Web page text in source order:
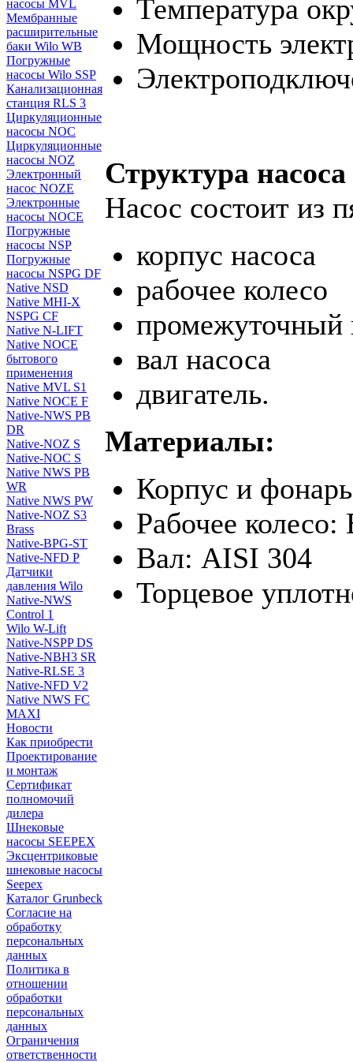
насосы MVL
Мембранные
расширительные
баки Wilo WB
Погружные
насосы Wilo SSP
Канализационная
станция RLS 3
Циркуляционные
насосы NOC
Циркуляционные
насосы NOZ
Электронный
насос NOZE
Электронные
насосы NOCE
Погружные
насосы NSP
Погружные
насосы NSPG DF
Native NSD
Native MHI-X
NSPG CF
Native N-LIFT
Native NOCE
бытового
применения
Native MVL S1
Native NOCE F
Native-NWS PB
DR
Native-NOZ S
Native-NOC S
Native NWS PB
WR
Native NWS PW
Native-NOZ S3
Brass
Native-BPG-ST
Native-NFD P
Датчики
давления Wilo
Native-NWS
Control 1
Wilo W-Lift
Native-NSPP DS
Native-NBH3 SR
Native-RLSE 3
Native-NFD V2
Native NWS FC
MAXI
Новости
Как приобрести
Проектирование
и монтаж
Сертификат
полномочий
дилера
Шнековые
насосы SEEPEX
Эксцентриковые
шнековые насосы
Seepex
Каталог Grunbeck
Согласие на
обработку
персональных
данных
Политика в
отношении
обработки
персональных
данных
Ограничения
ответственности
Температура
Мощность
Структура насоса
Насос состоит из
корпус насоса
рабочее колесо
промежуточный
вал насоса
двигатель.
Материалы:
Корпус и
Рабочее
Вал: AISI 304
Торцевое